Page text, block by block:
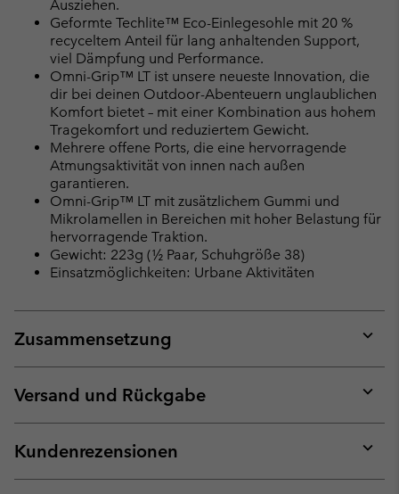
Ausziehen.
Geformte Techlite™ Eco-Einlegesohle mit 20 %
recyceltem Anteil für lang anhaltenden Support,
viel Dämpfung und Performance.
Omni-Grip™ LT ist unsere neueste Innovation, die
dir bei deinen Outdoor-Abenteuern unglaublichen
Komfort bietet – mit einer Kombination aus hohem
Tragekomfort und reduziertem Gewicht.
Mehrere offene Ports, die eine hervorragende
Atmungsaktivität von innen nach außen
garantieren.
Omni-Grip™ LT mit zusätzlichem Gummi und
Mikrolamellen in Bereichen mit hoher Belastung für
hervorragende Traktion.
Gewicht: 223g (½ Paar, Schuhgröße 38)
Einsatzmöglichkeiten: Urbane Aktivitäten
Zusammensetzung
or
Versand und Rückgabe
or
Kundenrezensionen
or